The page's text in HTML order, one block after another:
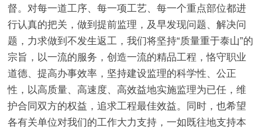
督。对每一道工序、每一项工艺、每一个重点部位都进
行认真的把关，做到提前监理，及早发现问题、解决问
题，力求做到不发生返工，我们将坚持“质量重于泰山”的
宗旨，以一流的服务，创造一流的精品工程，恪守职业
道德、提高办事效率，坚持建设监理的科学性、公正
性，以高质量、高速度、高效益地实施监理为已任，维
护合同双方的权益，追求工程最佳效益。同时，也希望
各有关单位对我们的工作大力支持，一如既往地支持本